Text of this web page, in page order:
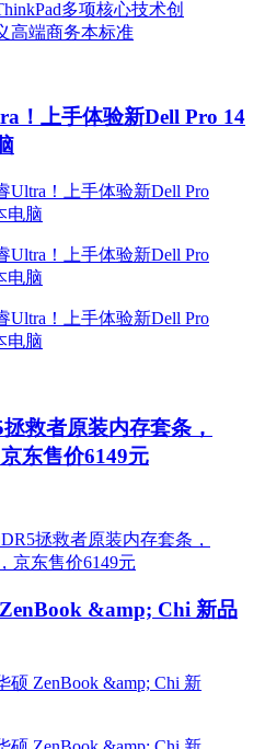
！上手体验新Dell Pro 14
救者原装内存套条，
东售价6149元
&amp; Chi 新品